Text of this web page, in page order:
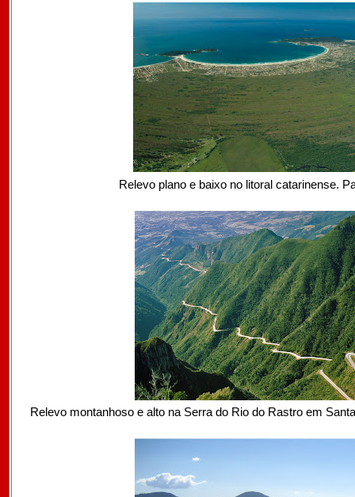
Relevo plano e baixo no litoral catarinense.
Relevo montanhoso e alto na Serra do Rio do Rastro em